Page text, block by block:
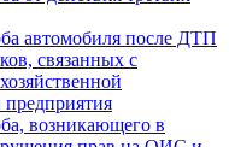
автомобиля после ДТП
связанных с
предприятия
возникающего в